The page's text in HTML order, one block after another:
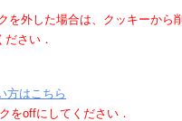
外した場合は、クッキーから
さい．
方はこちら
をoffにしてください．